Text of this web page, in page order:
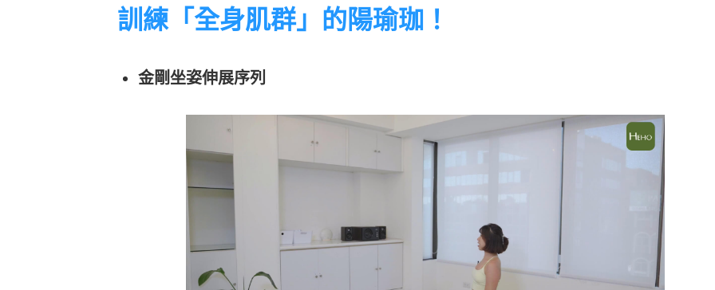
訓練「全身肌群」的陽瑜珈！
金剛坐姿伸展序列
Heho運動科技大調查｜健康整合服
人教練像計程車、精準直達目標
證」逾千家企業響應
康？國健署點名「運動科技」
鍵角色